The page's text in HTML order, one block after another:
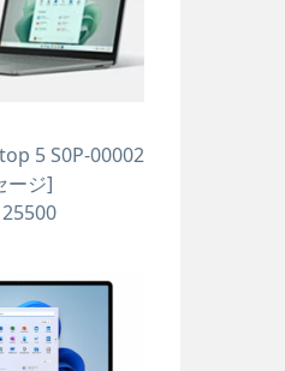
5 S0P-00002
ージ]